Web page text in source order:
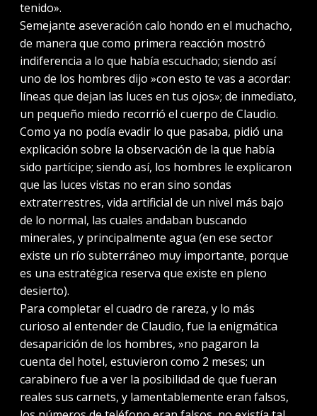
tenido».
Semejante aseveración calo hondo en el muchacho,
de manera que como primera reacción mostró
indiferencia a lo que había escuchado; siendo así
uno de los hombres dijo »con esto te vas a acordar:
líneas que dejan las luces en tus ojos»; de inmediato,
un pequeño miedo recorrió el cuerpo de Claudio.
Como ya no podía evadir lo que pasaba, pidió una
explicación sobre la observación de la que había
sido partícipe; siendo así, los hombres le explicaron
que las luces vistas no eran sino sondas
extraterrestres, vida artificial de un nivel más bajo
de lo normal, las cuales andaban buscando
minerales, y principalmente agua (en ese sector
existe un río subterráneo muy importante, porque
es una estratégica reserva que existe en pleno
desierto).
Para completar el cuadro de rareza, y lo más
curioso al entender de Claudio, fue la enigmática
desaparición de los hombres, »no pagaron la
cuenta del hotel, estuvieron como 2 meses; un
carabinero fue a ver la posibilidad de que fueran
reales sus carnets, y lamentablemente eran falsos,